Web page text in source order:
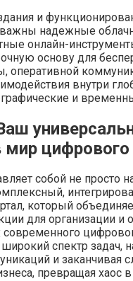
и
важны надежные
онлайн-
основу для
оперативной
внутри
и
мир
собой не просто
который
для организации и
современного
спектр задач,
и заканчивая
превращая хаос